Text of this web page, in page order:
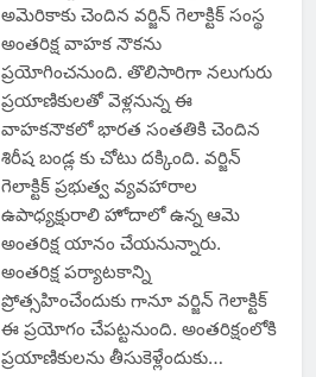
అమెరికాకు చెందిన వర్జిన్‌ గెలాక్టిక్‌ సంస్థ
అంతరిక్ష వాహక నౌకను
ప్రయోగించనుంది. తొలిసారిగా నలుగురు
ప్రయాణికులతో వెళ్లనున్న ఈ
వాహకనౌకలో భారత సంతతికి చెందిన
శిరీష బండ్ల కు చోటు దక్కింది. వర్జిన్‌
గెలాక్టిక్‌ ప్రభుత్వ వ్యవహారాల
ఉపాధ్యక్షురాలి హోదాలో ఉన్న ఆమె
అంతరిక్ష యానం చేయనున్నారు.
అంతరిక్ష పర్యాటకాన్ని
ప్రోత్సహించేందుకు గానూ వర్జిన్‌ గెలాక్టిక్
ఈ ప్రయోగం చేపట్టనుంది. అంతరిక్షంలోకి
ప్రయాణికులను తీసుకెళ్లేందుకు…